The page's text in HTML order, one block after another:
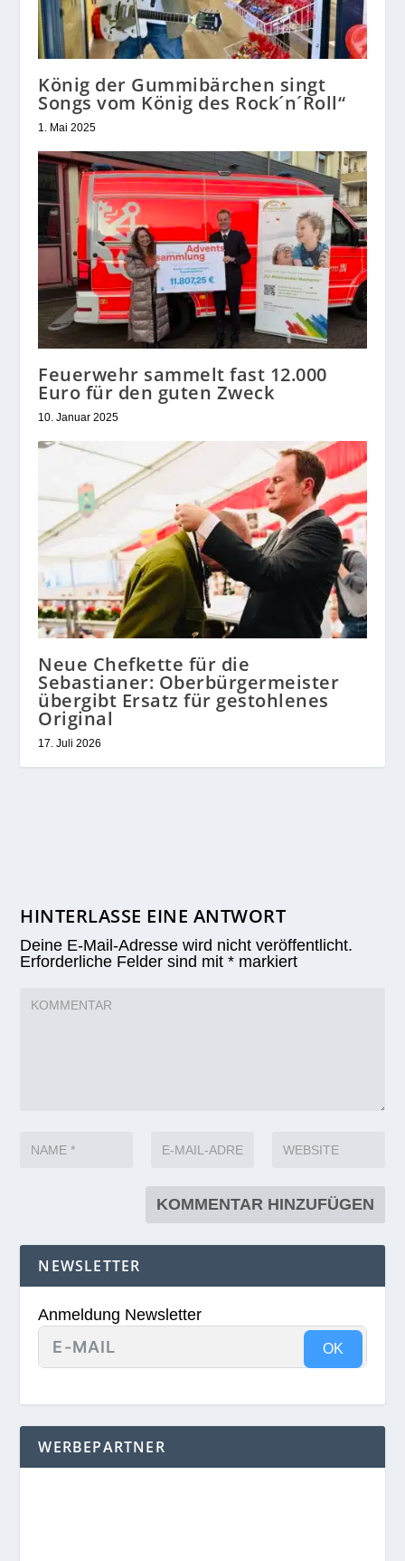
König der Gummibärchen singt
Songs vom König des Rock´n´Roll“
1. Mai 2025
Feuerwehr sammelt fast 12.000
Euro für den guten Zweck
10. Januar 2025
Neue Chefkette für die
Sebastianer: Oberbürgermeister
übergibt Ersatz für gestohlenes
Original
17. Juli 2026
HINTERLASSE EINE ANTWORT
Deine E-Mail-Adresse wird nicht veröffentlicht.
Erforderliche Felder sind mit* markiert
NEWSLETTER
Anmeldung Newsletter
OK
WERBEPARTNER